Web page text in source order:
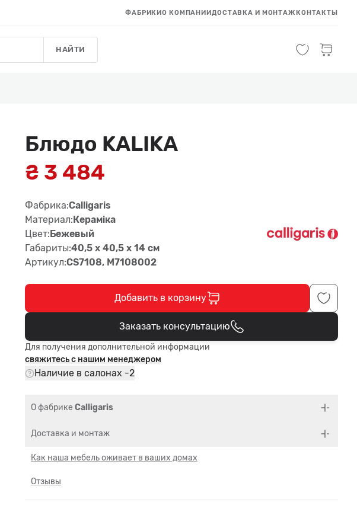
ФАБРИКИО КОМПАНИИДОСТАВКА И МОНТАЖКОНТАКТЫ
НАЙТИ
Блюдо KALIKA
₴ 3 484
Фабрика:Calligaris
Материал:Керамiка
Цвет:Бежевый
Габариты:40,5 x 40,5 x 14 см
Артикул:CS7108, M7108002
Добавить в корзину
В корзине
Заказать консультацию
Для получения дополнительной информации
свяжитесь с нашим менеджером
Наличие в салонах -2
О фабрике Calligaris
Доставка и монтаж
Как наша мебель оживает в ваших домах
Отзывы